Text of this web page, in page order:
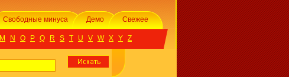
Свободные минуса Демо Свежее
M N O P Q R S T U V W X Y Z